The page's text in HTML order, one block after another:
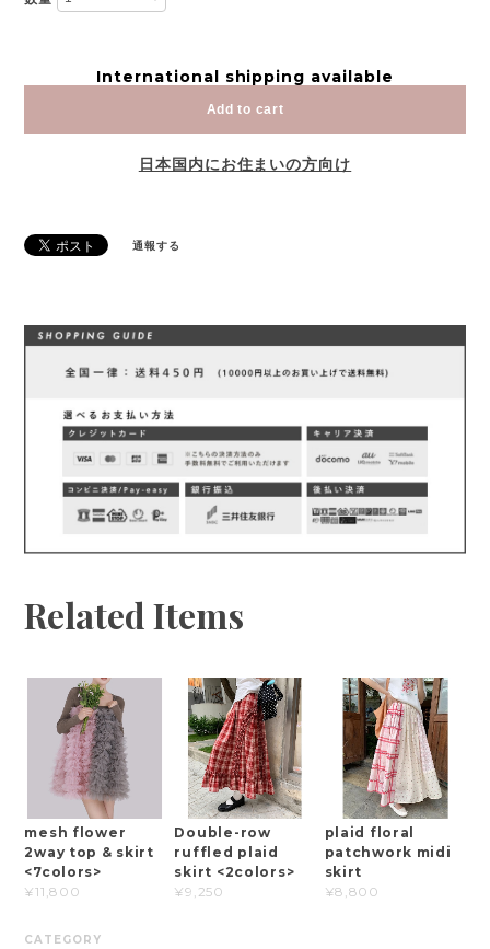
International shipping available
Add to cart
日本国内にお住まいの方向け
通報する
Related Items
mesh flower
2way top & skirt
<7colors>
¥11,800
Double-row
ruffled plaid
skirt <2colors>
¥9,250
plaid floral
patchwork midi
skirt
¥8,800
CATEGORY